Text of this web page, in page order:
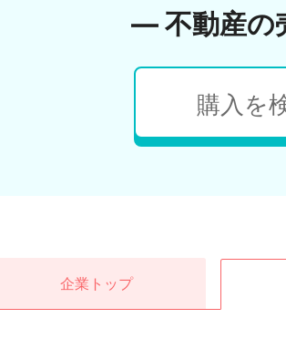
― 不動産の
購入を
企業 トップ